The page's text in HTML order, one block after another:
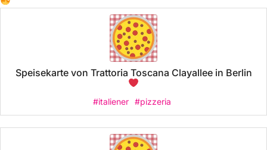
Speisekarte von Trattoria Toscana Clayallee in Berlin
#italiener #pizzeria